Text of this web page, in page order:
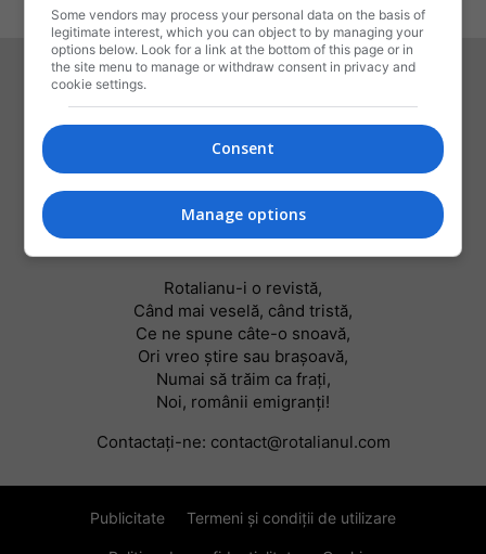
DESPRE NOI
Rotalianu-i o revistă,
Când mai veselă, când tristă,
Ce ne spune câte-o snoavă,
Ori vreo știre sau braşoavă,
Numai să trăim ca frați,
Noi, românii emigranți!
Contactați-ne: contact@rotalianul.com
Publicitate Termeni și condiții de utilizare
Some vendors may process your personal data on the basis of
legitimate interest, which you can object to by managing your
options below. Look for a link at the bottom of this page or in
the site menu to manage or withdraw consent in privacy and
cookie settings.
Consent
Manage options